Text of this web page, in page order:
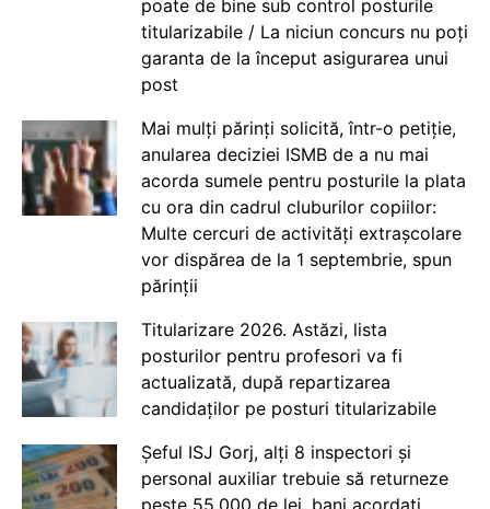
poate de bine sub control posturile
titularizabile / La niciun concurs nu poți
garanta de la început asigurarea unui
post
Mai mulți părinți solicită, într-o petiție,
anularea deciziei ISMB de a nu mai
acorda sumele pentru posturile la plata
cu ora din cadrul cluburilor copiilor:
Multe cercuri de activități extrașcolare
vor dispărea de la 1 septembrie, spun
părinții
Titularizare 2026. Astăzi, lista
posturilor pentru profesori va fi
actualizată, după repartizarea
candidaților pe posturi titularizabile
Șeful ISJ Gorj, alți 8 inspectori și
personal auxiliar trebuie să returneze
peste 55.000 de lei, bani acordați